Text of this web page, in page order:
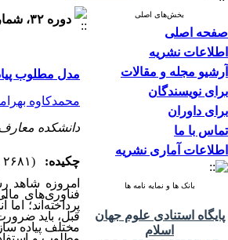
بخش‌های اصلی
صفحه اصلی
اطلاعات نشریه
آرشیو مجله و مقالات
برای نویسندگان
برای داوران
تماس با ما
اطلاعات آماری نشریه
بانک ها و نمایه نامه ها
پایگاه استنادی علوم جهان
اسلام
دوره ۳۲، شماره ۱۱۰ - ( فصلنامه پژوهش ها و سیاست های اقتصادی ۱۴۰۳ )
مدل مطلوب
محمدکاوه
دانشکده
چکیده:
(۲۶۸۱ مشاهده)
امروزه شاهد
فناوری‌های
پرداخته‌اند؛
قبل، باید
مختلف پیاده